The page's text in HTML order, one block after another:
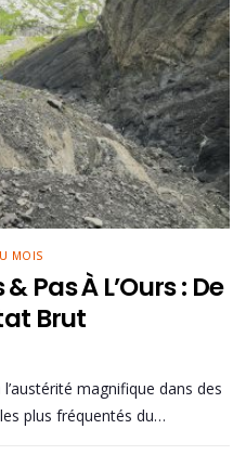
MOIS
Pas À L’Ours : De
Brut
magnifique dans des
plus fréquentés du…